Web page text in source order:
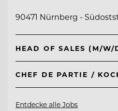
90471 Nürnberg -
HEAD OF SALES (M/W/
CHEF DE PARTIE /
Entdecke alle Jobs